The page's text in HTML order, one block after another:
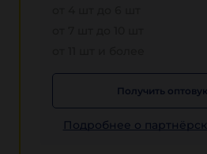
Получить
Подробнее о